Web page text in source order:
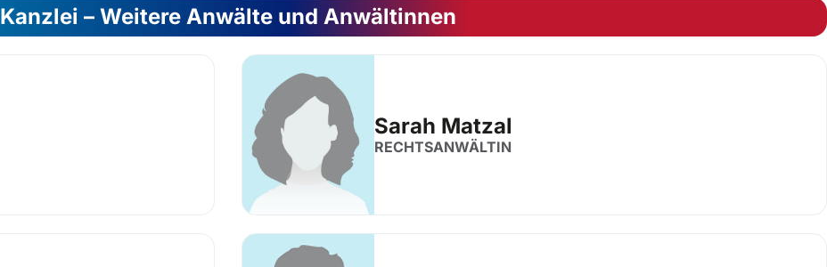
Kanzlei – Weitere Anwälte und Anwältinnen
Sarah Matzal
RECHTSANWÄLTIN